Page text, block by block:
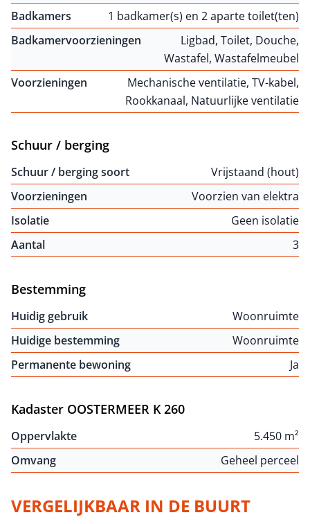
Badkamers
1 badkamer(s) en 2 aparte toilet(ten)
Badkamervoorzieningen
Ligbad, Toilet, Douche,
Wastafel, Wastafelmeubel
Voorzieningen
Mechanische ventilatie, TV-kabel,
Rookkanaal, Natuurlijke ventilatie
Schuur / berging
Schuur / berging soort
Vrijstaand (hout)
Voorzieningen
Voorzien van elektra
Isolatie
Geen isolatie
Aantal
3
Bestemming
Huidig gebruik
Woonruimte
Huidige bestemming
Woonruimte
Permanente bewoning
Ja
Kadaster OOSTERMEER K 260
Oppervlakte
5.450 m²
Omvang
Geheel perceel
VERGELIJKBAAR IN DE BUURT